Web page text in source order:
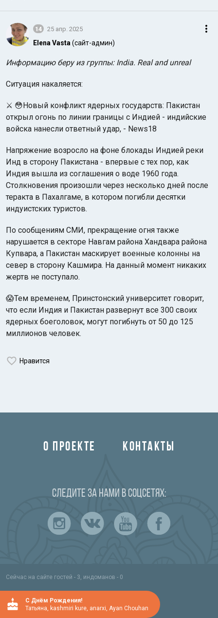
14 25 апр. 2025
Elena Vasta(сайт-админ)
Информацию беру из группы: India. Real and unreal
Ситуация накаляется:
⚔️ 😳Новый конфликт ядерных государств: Пакистан
открыл огонь по линии границы с Индией - индийские
войска нанесли ответный удар, - News18
Напряжение возросло на фоне блокады Индией реки
Инд в сторону Пакистана - впервые с тех пор, как
Индия вышла из соглашения о воде 1960 года.
Столкновения произошли через несколько дней после
теракта в Пахалгаме, в котором погибли десятки
индуистских туристов.
По сообщениям СМИ, прекращение огня также
нарушается в секторе Навгам района Хандвара района
Купвара, а Пакистан маскирует военные колонны на
север в сторону Кашмира. На данный момент никаких
жертв не поступало.
😱Тем временем, Принстонский университет говорит,
что если Индия и Пакистан развернут все 300 своих
ядерных боеголовок, могут погибнуть от 50 до 125
миллионов человек.
Нравится
О ПРОЕКТЕ КОНТАКТЫ
Следите за нами в соцсетях:
Сейчас на сайте гостей - 3, индоманов - 0
C Днём Рождения!
Татьяна, kashmiri kure, anarxi, Ayan Chouhan